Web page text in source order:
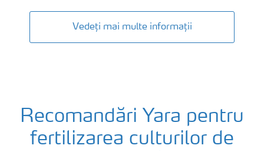
Vedeți mai multe informații
Recomandări Yara pentru
fertilizarea culturilor de